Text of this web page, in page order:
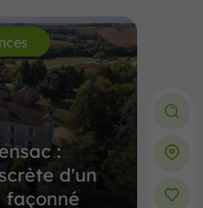
:
d'un
façonné